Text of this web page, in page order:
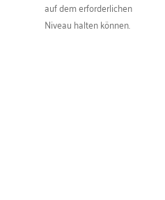
auf dem erforderlichen
Niveau halten können.